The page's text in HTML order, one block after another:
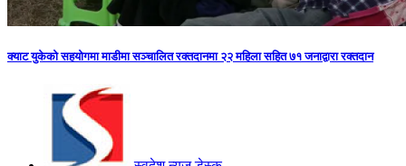
क्याट युकेको सहयोगमा माडीमा सञ्चालित रक्तदानमा २२ महिला सहित ७१ जनाद्वारा रक्तदान